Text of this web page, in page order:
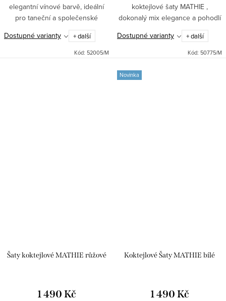
elegantní vínové barvě, ideální
pro taneční a společenské
události. Skládaný živůtek a
kolová sukně se spodničkou
dodají vašemu vzhledu hravost i...
Dostupné varianty + další
Kód: 52005/M
koktejlové šaty MATHIE ,
dokonalý mix elegance a pohodlí
pro váš příští společenský večer.
Tyto krátké šaty jsou ideálním
řešením nejen na svatby, ale...
Dostupné varianty + další
Kód: 50775/M
Šaty koktejlové MATHIE růžové
1 490 Kč
Novinka
Koktejlové Šaty MATHIE bílé
1 490 Kč